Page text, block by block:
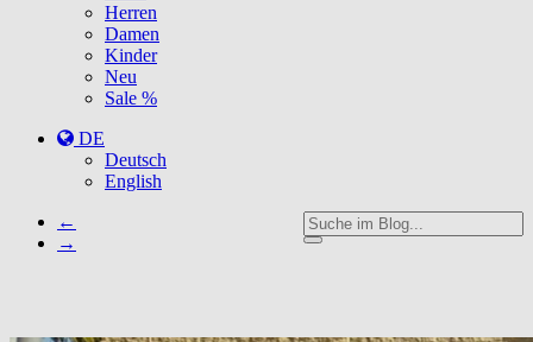
Herren
Damen
Kinder
Neu
Sale %
DE
Deutsch
English
←
→